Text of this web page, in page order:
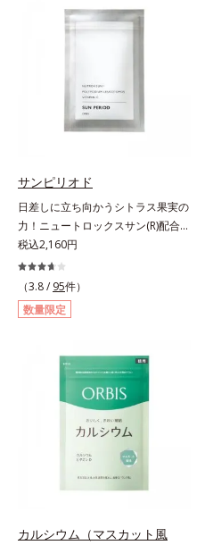
しい効果を持つビタミンCには、口
から摂取しても吸収されにくく、多
るべく、独自技術によるオルビスの
リポソームビタミンCは高吸収率。
カラダと同じ成分でできたリポソー
従来のビタミンCに比べて吸収率が
差で届けるタイムデリバー設計をプ
ラスすることで体内に長く留め、最
大限アプローチしていきます。甘酸
っぱいパイン風味が口の中に爽やか
に広がる顆粒タイプ。水なしでもサ
ッと摂れます。
サンピリオド
日差しに立ち向かうシトラス果実の
力！ニュートロックスサン(R)配合の
インナーケア(*)。果実の力で日差し
に立ち向かうインナーケア(*)です。
強い紫外線が降り注ぐ南スペイン産
のシトラスとローズマリーから抽出
した話題の成分、「ニュートロック
究を重ねており、多くの国で実績の
ある夏のケア成分です。さらに夏の
ケアで有名なPLエキスと、欠かせな
い美容成分ビタミンCもプラス。独
自の製法でサポートします。飲むだ
けのケアなので、夏対策にありがち
な不快感やストレスは無し！ 時短
ケアにもなるため、忙しい方にもお
に早速、毎日2粒（目安）の新習慣
税込2,160円
（3.8 / 95件）
数量限定
カルシウム（マスカット風